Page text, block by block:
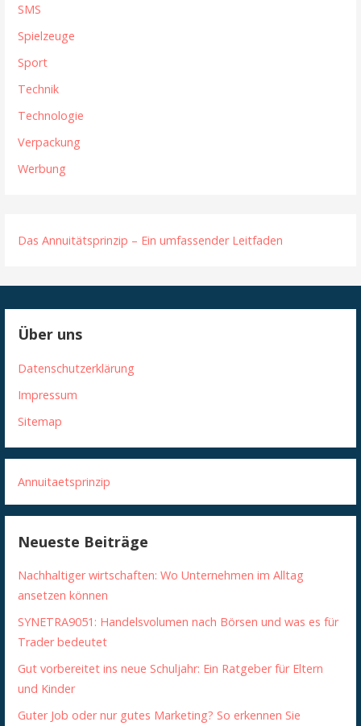
SMS
Spielzeuge
Sport
Technik
Technologie
Verpackung
Werbung
Das Annuitätsprinzip – Ein umfassender Leitfaden
Über uns
Datenschutzerklärung
Impressum
Sitemap
Annuitaetsprinzip
Neueste Beiträge
Nachhaltiger wirtschaften: Wo Unternehmen im Alltag
ansetzen können
SYNETRA9051: Handelsvolumen nach Börsen und was es für
Trader bedeutet
Gut vorbereitet ins neue Schuljahr: Ein Ratgeber für Eltern
und Kinder
Guter Job oder nur gutes Marketing? So erkennen Sie